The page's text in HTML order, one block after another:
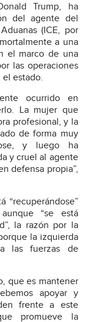
Trump, ha
del agente del
(ICE, por
a una
el marco de una
las operaciones
estado.
ocurrido en
La mujer que
profesional, y la
de forma muy
y luego ha
y cruel al agente
defensa propia”,
“recuperándose”
“se está
la razón por la
la izquierda
las fuerzas de
que es mantener
apoyar y
frente a este
promueve la